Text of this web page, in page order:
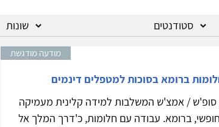
מודעה מודגשת
ברומא בסוכות למטפלים דינמים
סופ'ש / אמצ'ש המשלבות למידה קלינית מעמיקה
ברומא. עבודה עם חלומות, כ'דרך המלך אל